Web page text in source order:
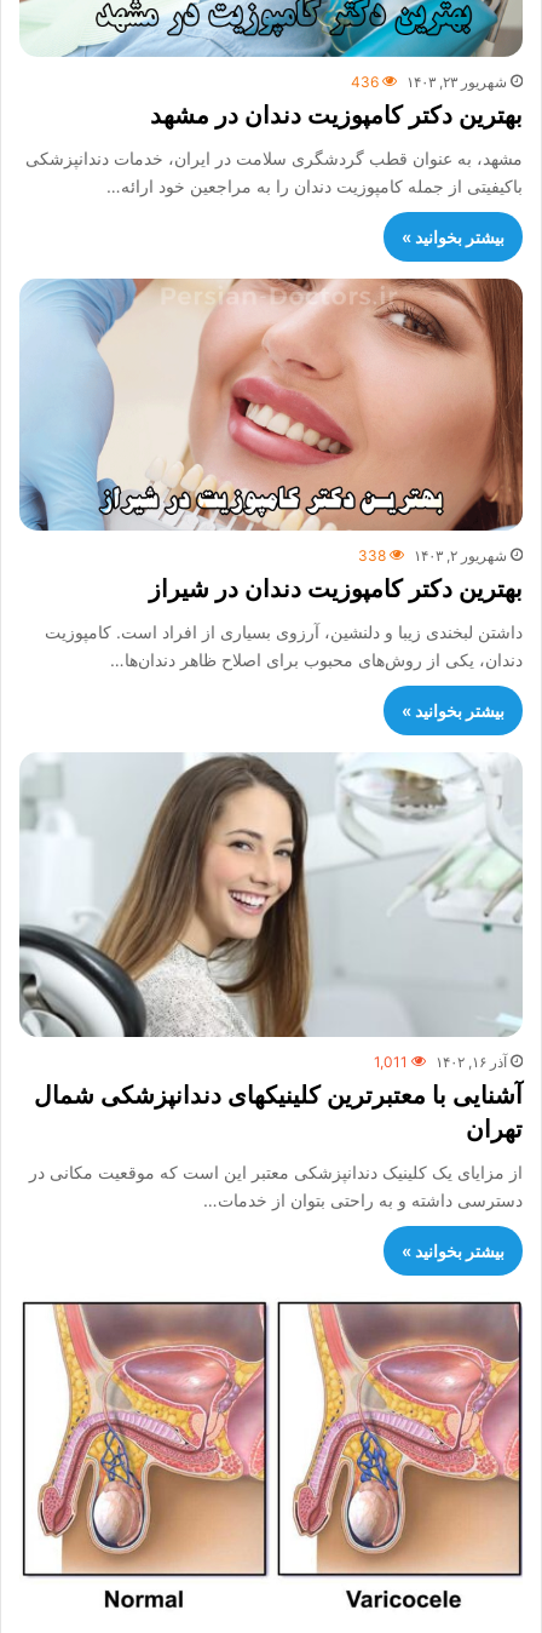
شهریور ۲۳, ۱۴۰۳ 436
بهترین دکتر کامپوزیت دندان در مشهد
مشهد، به عنوان قطب گردشگری سلامت در ایران، خدمات دندانپزشکی
باکیفیتی از جمله کامپوزیت دندان را به مراجعین خود ارائه…
بیشتر بخوانید »
شهریور ۲, ۱۴۰۳ 338
بهترین دکتر کامپوزیت دندان در شیراز
داشتن لبخندی زیبا و دلنشین، آرزوی بسیاری از افراد است. کامپوزیت
دندان، یکی از روش‌های محبوب برای اصلاح ظاهر دندان‌ها…
بیشتر بخوانید »
آذر ۱۶, ۱۴۰۲ 1,011
آشنایی با معتبرترین کلینیک‎های دندانپزشکی شمال
تهران
از مزایای یک کلینیک دندانپزشکی معتبر این است که موقعیت مکانی در
دسترسی داشته و به راحتی بتوان از خدمات…
بیشتر بخوانید »